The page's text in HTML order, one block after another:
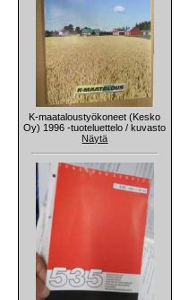
K-maataloustyökoneet (Kesko
Oy) 1996 -tuoteluettelo / kuvasto
Näytä